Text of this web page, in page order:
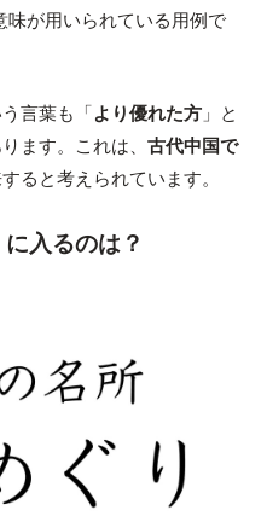
味が用いられている用例で
言葉も「より優れた方」と
ます。これは、 古代中国で
ると考えられています。
入るのは？